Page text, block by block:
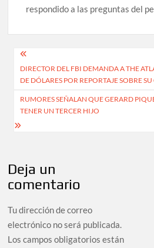
respondido a las preguntas del
Navegación
de
entradas
DIRECTOR DEL FBI DEMANDA A THE
DE DÓLARES POR REPORTAJE SOBRE
RUMORES SEÑALAN QUE GERARD
TENER UN TERCER HIJO
Deja un
comentario
Tu dirección de correo
electrónico no será publicada.
Los campos obligatorios están